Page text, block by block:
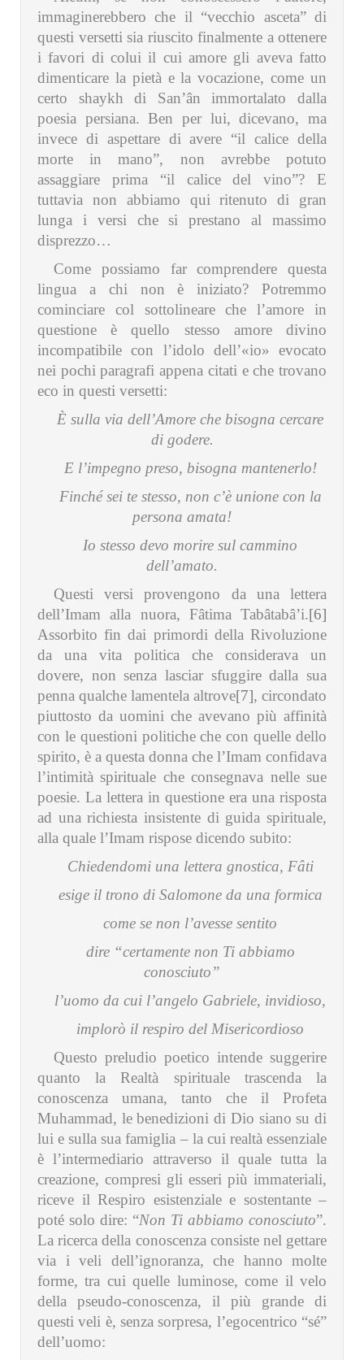
immaginerebbero che il “vecchio asceta” di
questi versetti sia riuscito finalmente a ottenere
i favori di colui il cui amore gli aveva fatto
dimenticare la pietà e la vocazione, come un
certo shaykh di San’ân immortalato dalla
poesia persiana. Ben per lui, dicevano, ma
invece di aspettare di avere “il calice della
morte in mano”, non avrebbe potuto
assaggiare prima “il calice del vino”? E
tuttavia non abbiamo qui ritenuto di gran
lunga i versi che si prestano al massimo
disprezzo…
Come possiamo far comprendere questa
lingua a chi non è iniziato? Potremmo
cominciare col sottolineare che l’amore in
questione è quello stesso amore divino
incompatibile con l’idolo dell’«io» evocato
nei pochi paragrafi appena citati e che trovano
eco in questi versetti:
È sulla via dell’Amore che bisogna cercare
di godere.
E l’impegno preso, bisogna mantenerlo!
Finché sei te stesso, non c’è unione con la
persona amata!
Io stesso devo morire sul cammino
dell’amato.
Questi versi provengono da una lettera
dell’Imam alla nuora, Fâtima Tabâtabâ’i.[6]
Assorbito fin dai primordi della Rivoluzione
da una vita politica che considerava un
dovere, non senza lasciar sfuggire dalla sua
penna qualche lamentela altrove[7], circondato
piuttosto da uomini che avevano più affinità
con le questioni politiche che con quelle dello
spirito, è a questa donna che l’Imam confidava
l’intimità spirituale che consegnava nelle sue
poesie. La lettera in questione era una risposta
ad una richiesta insistente di guida spirituale,
alla quale l’Imam rispose dicendo subito:
Chiedendomi una lettera gnostica, Fâti
esige il trono di Salomone da una formica
come se non l’avesse sentito
dire “certamente non Ti abbiamo
conosciuto”
l’uomo da cui l’angelo Gabriele, invidioso,
implorò il respiro del Misericordioso
Questo preludio poetico intende suggerire
quanto la Realtà spirituale trascenda la
conoscenza umana, tanto che il Profeta
Muhammad, le benedizioni di Dio siano su di
lui e sulla sua famiglia – la cui realtà essenziale
è l’intermediario attraverso il quale tutta la
creazione, compresi gli esseri più immateriali,
riceve il Respiro esistenziale e sostentante –
poté solo dire: “Non Ti abbiamo conosciuto”.
La ricerca della conoscenza consiste nel gettare
via i veli dell’ignoranza, che hanno molte
forme, tra cui quelle luminose, come il velo
della pseudo-conoscenza, il più grande di
questi veli è, senza sorpresa, l’egocentrico “sé”
dell’uomo: